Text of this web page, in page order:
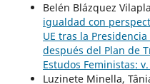
Belén Blázquez
igualdad con
UE tras la
después del Plan de
Estudos Feministas:
Luzinete Minella,